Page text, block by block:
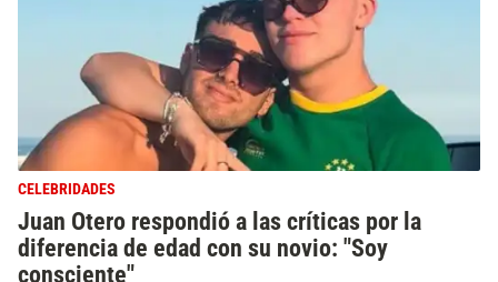
CELEBRIDADES
Juan Otero respondió a las críticas por la
diferencia de edad con su novio: "Soy
consciente"